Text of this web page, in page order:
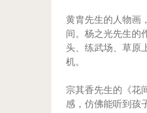
黄胄先生的人物画
间。杨之光先生的
头、练武场、草原
机。
宗其香先生的《花
感，仿佛能听到孩